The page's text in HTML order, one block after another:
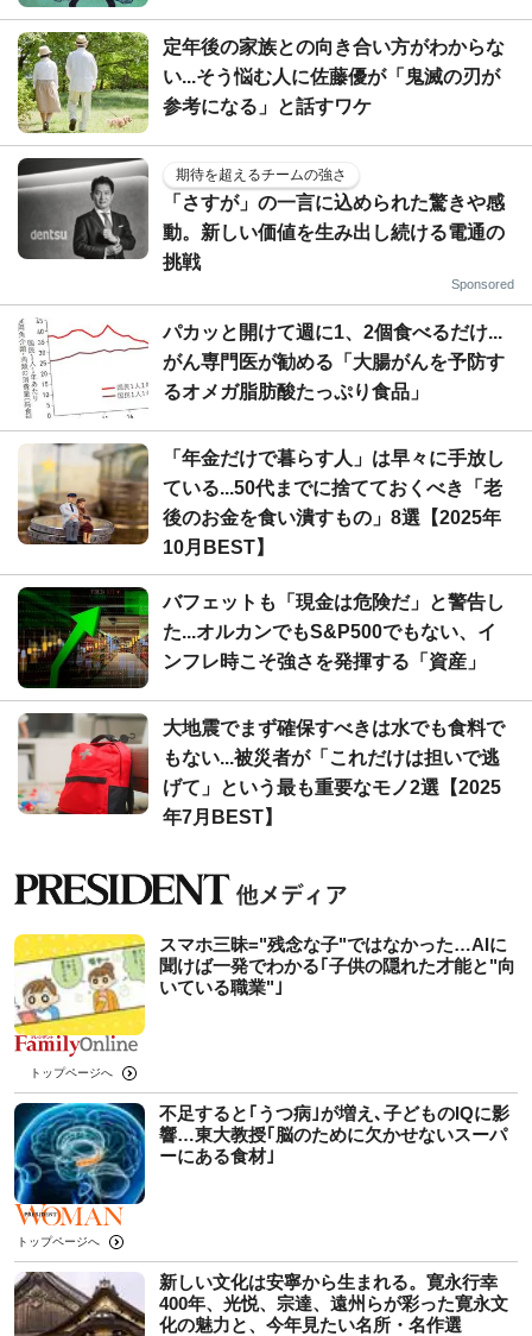
定年後の家族との向き合い方がわからな
い...そう悩む人に佐藤優が「鬼滅の刃が
参考になる」と話すワケ
期待を超えるチームの強さ
「さすが」の一言に込められた驚きや感
動。新しい価値を生み出し続ける電通の
挑戦
Sponsored
パカッと開けて週に1、2個食べるだけ...
がん専門医が勧める「大腸がんを予防す
るオメガ脂肪酸たっぷり食品」
「年金だけで暮らす人」は早々に手放し
ている...50代までに捨てておくべき「老
後のお金を食い潰すもの」8選【2025年
10月BEST】
バフェットも「現金は危険だ」と警告し
た...オルカンでもS&P500でもない、イ
ンフレ時こそ強さを発揮する「資産」
大地震でまず確保すべきは水でも食料で
もない...被災者が「これだけは担いで逃
げて」という最も重要なモノ2選【2025
年7月BEST】
スマホ三昧="残念な子"ではなかった…AIに
聞けば一発でわかる｢子供の隠れた才能と"向
いている職業"｣
トップページへ
不足すると｢うつ病｣が増え､子どものIQに影
響…東大教授｢脳のために欠かせないスーパ
ーにある食材｣
トップページへ
新しい文化は安寧から生まれる。寛永行幸
400年、光悦、宗達、遠州らが彩った寛永文
化の魅力と、今年見たい名所・名作選